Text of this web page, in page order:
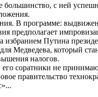
большинство, с ней
В программе:
предполагает
избранием Путина
Медведева, который
налогов.
соратники не
правительство